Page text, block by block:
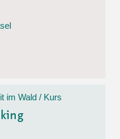
im Wald / Kurs